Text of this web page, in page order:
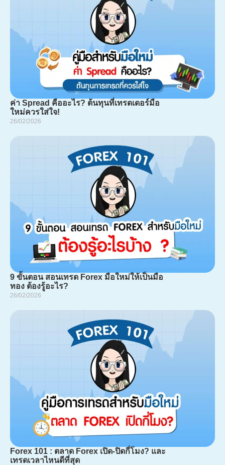
ค่า Spread คืออะไร? ต้นทุนที่เทรดเดอร์มือ
ใหม่ควรใส่ใจ!
26/02/2026
9 ขั้นตอน สอนเทรด Forex มือใหม่ให้เป็นมือ
ทอง ต้องรู้อะไร?
26/02/2026
Forex 101 : ตลาด Forex เปิด-ปิดกี่โมง? และ
เทรดเวลาไหนดีที่สุด